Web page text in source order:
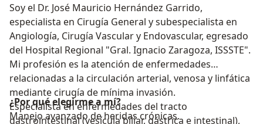
Soy el Dr. José Mauricio Hernández Garrido,
especialista en Cirugía General y subespecialista en
Angiología, Cirugía Vascular y Endovascular, egresado
del Hospital Regional "Gral. Ignacio Zaragoza, ISSSTE".
Mi profesión es la atención de enfermedades
relacionadas a la circulación arterial, venosa y linfática
mediante cirugía de mínima invasión.
Especialista en enfermedades del tracto
gastrointestinal (vesícula biliar, gástrica e intestinal),
¿Por qué elegirme a mí?
Manejo avanzado de heridas crónicas.